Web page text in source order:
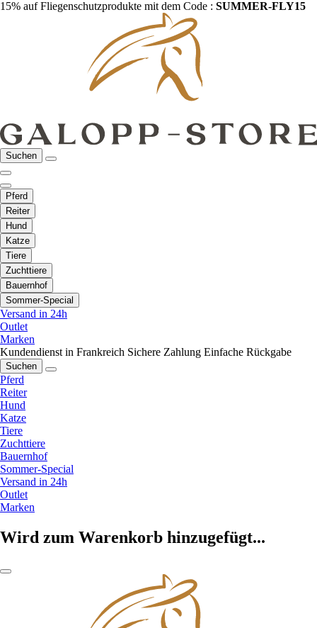
15% auf Fliegenschutzprodukte mit dem Code : SUMMER-FLY15
Suchen
Pferd
Reiter
Hund
Katze
Tiere
Zuchttiere
Bauernhof
Sommer-Special
Versand in 24h
Outlet
Marken
Kundendienst in Frankreich Sichere Zahlung Einfache Rückgabe
Suchen
Pferd
Reiter
Hund
Katze
Tiere
Zuchttiere
Bauernhof
Sommer-Special
Versand in 24h
Outlet
Marken
Wird zum Warenkorb hinzugefügt...